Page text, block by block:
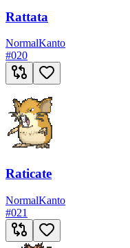
Rattata
NormalKanto
#020
Raticate
NormalKanto
#021